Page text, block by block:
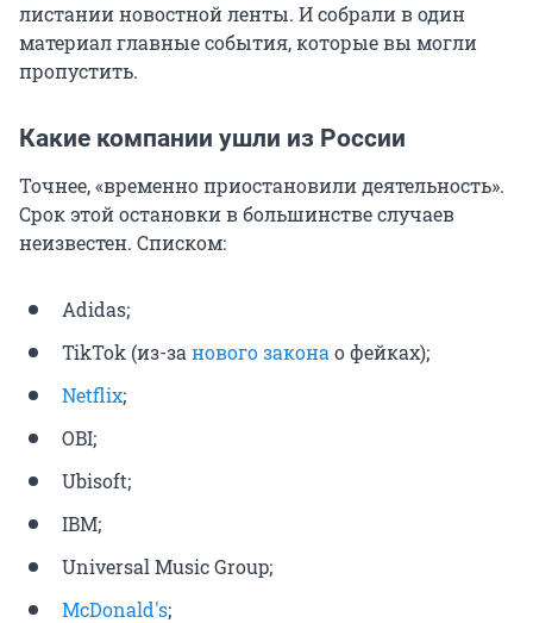
листании новостной ленты. И собрали в один
материал главные события, которые вы могли
пропустить.
Какие компании ушли из России
Точнее, «временно приостановили деятельность».
Срок этой остановки в большинстве случаев
неизвестен. Списком:
Adidas;
TikTok (из-за нового закона о фейках);
Netflix;
OBI;
Ubisoft;
IBM;
Universal Music Group;
McDonald's;